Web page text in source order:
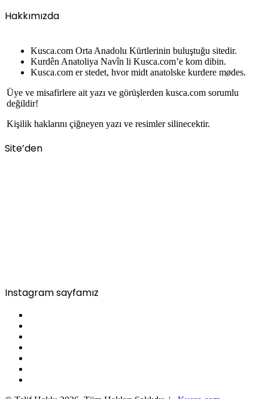
Hakkımızda
Kusca.com Orta Anadolu Kürtlerinin buluştuğu sitedir.
Kurdên Anatoliya Navîn li Kusca.com’e kom dibin.
Kusca.com er stedet, hvor midt anatolske kurdere mødes.
Üye ve misafirlere ait yazı ve görüşlerden kusca.com sorumlu
değildir!
Kişilik haklarını çiğneyen yazı ve resimler silinecektir.
Site’den
Instagram sayfamız